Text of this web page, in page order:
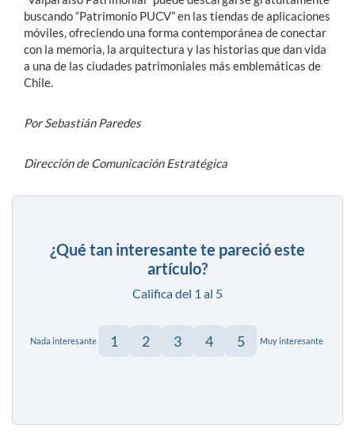
buscando “Patrimonio PUCV” en las tiendas de aplicaciones
móviles, ofreciendo una forma contemporánea de conectar
con la memoria, la arquitectura y las historias que dan vida
a una de las ciudades patrimoniales más emblemáticas de
Chile.
Por Sebastián Paredes
Dirección de Comunicación Estratégica
¿Qué tan interesante te pareció este
artículo?
Califica del 1 al 5
Nada interesante 1 2 3 4 5 Muy interesante